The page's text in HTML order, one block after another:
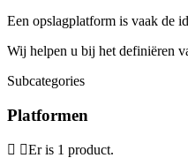
Een opslagplatform is vaak de
Wij helpen u bij het definiëren
Subcategories
Platformen
Er is 1 product.